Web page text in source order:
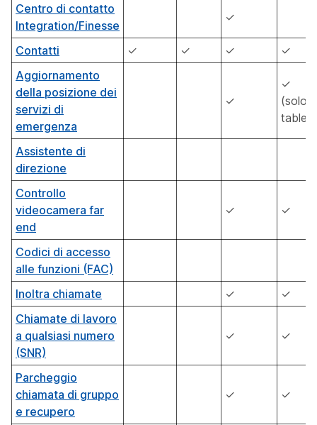
Centro di contatto
Integration/Finesse
✓
Contatti ✓ ✓ ✓
✓
Aggiornamento
della posizione dei
servizi di
emergenza
✓
✓
(solo
tablet)
Assistente di
direzione
Controllo
videocamera far
end
✓ ✓
Codici di accesso
alle funzioni (FAC)
Inoltra chiamate
✓
✓
Chiamate di lavoro
a qualsiasi numero
(SNR)
✓ ✓
Parcheggio
chiamata di gruppo
e recupero
✓ ✓